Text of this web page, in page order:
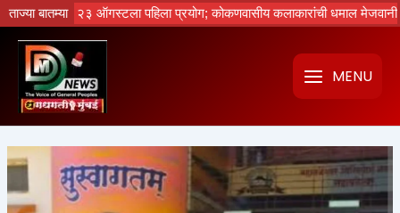
ताज्या बातम्यापहिला प्रयोग; कोकणवासीय कलाकारांची धमाल मेजवानी ऑगस्ट क्रांती
Skip
to
content
MENU